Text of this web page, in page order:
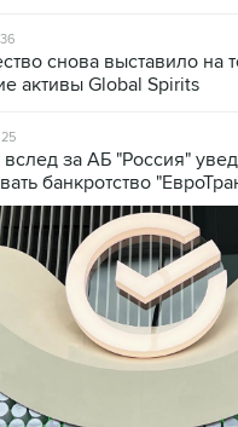
снова выставило на
активы Global Spirits
за АБ "Россия"
банкротство